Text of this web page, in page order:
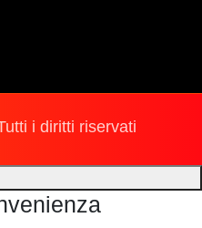
i diritti riservati